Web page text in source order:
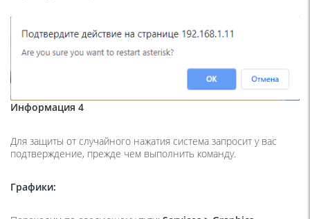
Информация 4
Для защиты от случайного нажатия система запросит у вас
подтверждение, прежде чем выполнить команду.
Графики: